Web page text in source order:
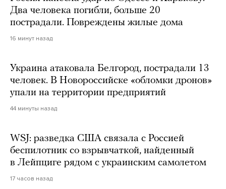
Два человека погибли, больше 20
пострадали. Повреждены жилые дома
16 минут назад
Украина атаковала Белгород, пострадали 13
человек. В Новороссийске «обломки дронов»
упали на территории предприятий
44 минуты назад
WSJ: разведка США связала с Россией
беспилотник со взрывчаткой, найденный
в Лейпциге рядом с украинским самолетом
17 часов назад